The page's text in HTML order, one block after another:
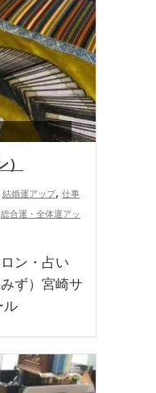
結婚運アップ, 仕事
総合運・全体運アッ
ン・占い
ず）宮崎サ
ル